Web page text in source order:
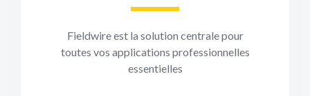
Fieldwire est la solution centrale pour
toutes vos applications professionnelles
essentielles